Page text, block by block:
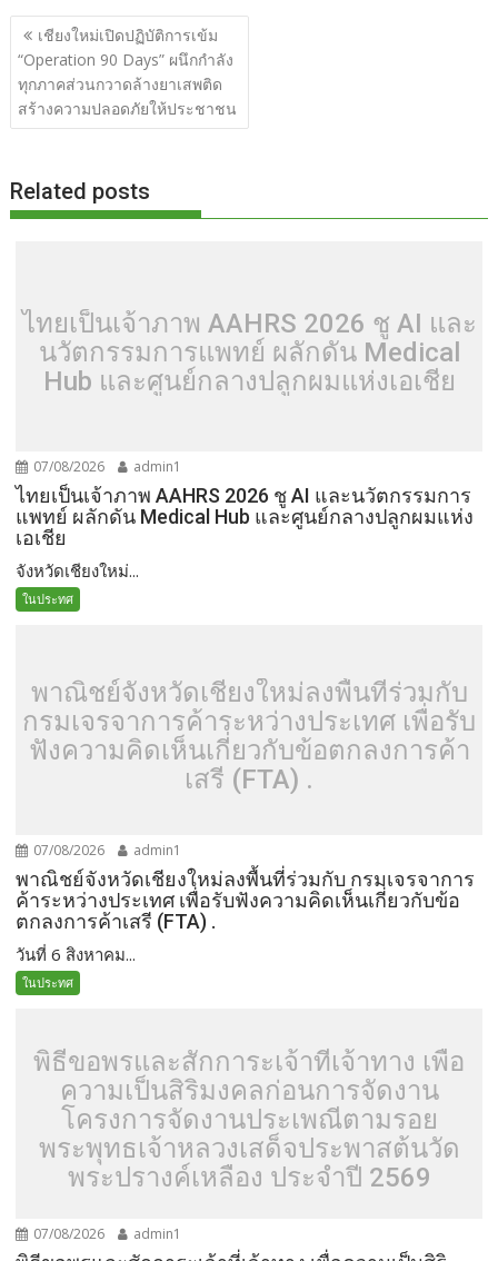
e
b
o
o
k
itt
er
d
di
t
e
g
er
แนะแนว
เรื่อง
เชียงใหม่เปิดปฏิบัติการเข้ม
“Operation 90 Days” ผนึกกำลัง
ทุกภาคส่วนกวาดล้างยาเสพติด
สร้างความปลอดภัยให้ประชาชน
Related posts
ไทยเป็นเจ้าภาพ AAHRS 2026 ชู AI และ
นวัตกรรมการแพทย์ ผลักดัน Medical
Hub และศูนย์กลางปลูกผมแห่งเอเชีย
07/08/2026 admin1
ไทยเป็นเจ้าภาพ AAHRS 2026 ชู AI และนวัตกรรมการ
แพทย์ ผลักดัน Medical Hub และศูนย์กลางปลูกผมแห่ง
เอเชีย
จังหวัดเชียงใหม่...
ในประทศ
พาณิชย์จังหวัดเชียงใหม่ลงพื้นที่ร่วมกับ
กรมเจรจาการค้าระหว่างประเทศ เพื่อรับ
ฟังความคิดเห็นเกี่ยวกับข้อตกลงการค้า
เสรี (FTA) .
07/08/2026 admin1
พาณิชย์จังหวัดเชียงใหม่ลงพื้นที่ร่วมกับ กรมเจรจาการ
ค้าระหว่างประเทศ เพื่อรับฟังความคิดเห็นเกี่ยวกับข้อ
ตกลงการค้าเสรี (FTA) .
วันที่ 6 สิงหาคม...
ในประทศ
พิธีขอพรและสักการะเจ้าที่เจ้าทาง เพื่อ
ความเป็นสิริมงคลก่อนการจัดงาน
โครงการจัดงานประเพณีตามรอย
พระพุทธเจ้าหลวงเสด็จประพาสต้นวัด
พระปรางค์เหลือง ประจำปี 2569
07/08/2026 admin1